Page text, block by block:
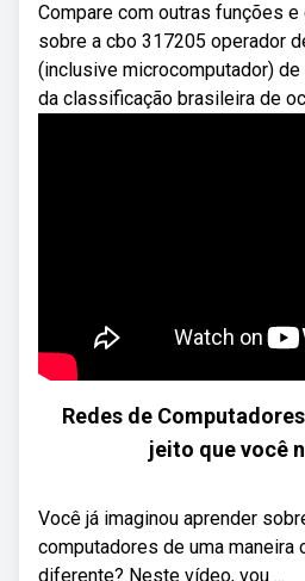
Compare com outras funções
sobre a cbo 317205 operador
(inclusive microcomputador)
da classificação brasileira de
Redes de
jeito que você
Você já imaginou aprender
computadores de uma maneira
diferente? Neste vídeo, vou ...